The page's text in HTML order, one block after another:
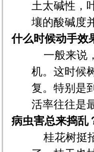
土太碱性，
壤的酸碱度
什么时候动手效
一般来说
机。这时候
复。特别是
活率往往是
病虫害总来捣乱
桂花树挺